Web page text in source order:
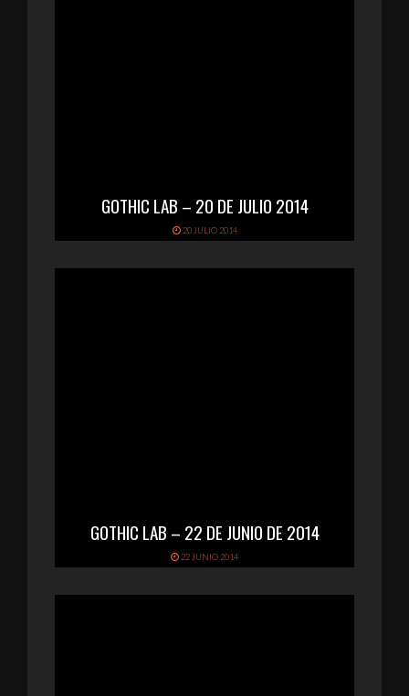
GOTHIC LAB – 20 DE JULIO 2014
20 JULIO 2014
GOTHIC LAB – 22 DE JUNIO DE 2014
22 JUNIO 2014